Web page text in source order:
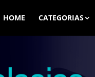
HOME CATEGORIAS